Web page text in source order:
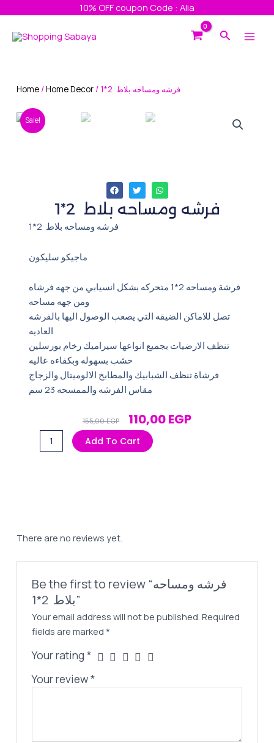
content
10% OFF coupon Code : Alia
Search
فرشه ومساحه بلاط 2*1
فرشه ومساحه بلاط 2*1
ماجيكو سليكون
فرشة ومساحه 2*1 متحركه بشكل انسيابي من جهه فرشاه
ومن جهه مساحه
تصل للاماكن الضيقه التي يصعب الوصول اليها بالفرشه
العاديه
تنظف الارضيات بجميع انواعها سيراميك رخام بورسلين
خشب بسهوله وبكفاءه عاليه
فرشاة تنظف الشبابيك والمطابخ الالوميتال والزجاج
مقاس الفرشه والممسحه 23 سم
155,00EGP Original
Price
Was:
110,00EGPCurrent
ومساحه
Add To Cart
Home/Home Decor / فرشه ومساحه بلاط 2*1
Sale!
There are no reviews yet.
Be the first to review “فرشه ومساحه
بلاط 2*1”
Your email address will not be published. Required
fields are marked *
Your rating*
Your review*